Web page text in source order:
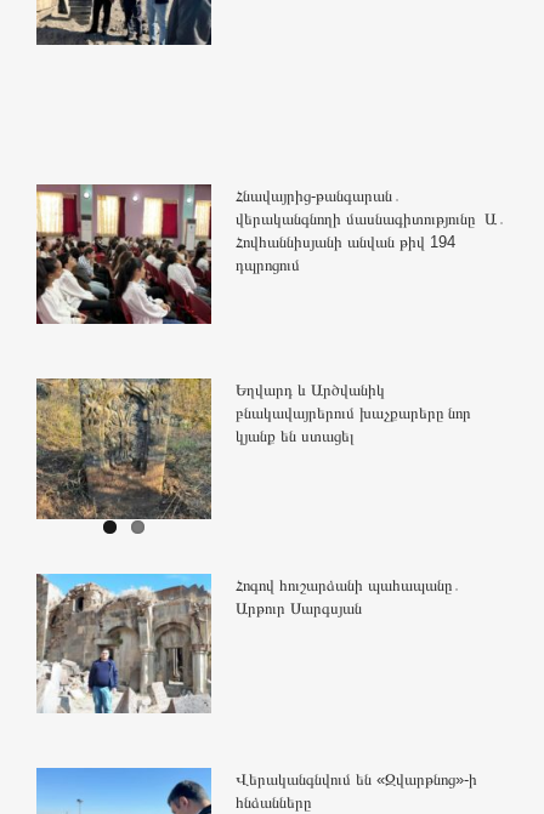
Հնավայրից-թանգարան․
վերականգնողի մասնագիտությունը Ա․
Հովհաննիսյանի անվան թիվ 194
դպրոցում
Եղվարդ և Արծվանիկ
բնակավայրերում խաչքարերը նոր
կյանք են ստացել
Հոգով հուշարձանի պահապանը․
Արթուր Սարգսյան
Վերականգնվում են «Զվարթնոց»-ի
հնձանները